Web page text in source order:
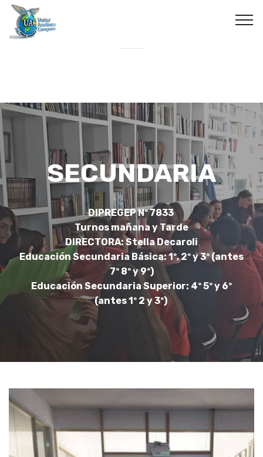
SECUNDARIA
DIPREGEP Nº 7833
Turnos mañana y Tarde
DIRECTORA: Stella Decaroli
Educación Secundaria Básica: 1º, 2º y 3º (antes
7º 8º y 9º)
Educación Secundaria Superior: 4º 5º y 6º
(antes 1º 2 y 3º)